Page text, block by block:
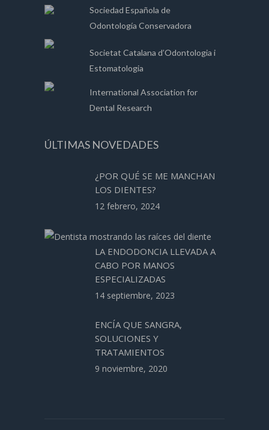
Sociedad Española de
Odontología Conservadora
Societat Catalana d’Odontologia i
Estomatologia
International Association for
Dental Research
ÚLTIMAS NOVEDADES
¿POR QUÉ SE ME MANCHAN
LOS DIENTES?
12 febrero, 2024
LA ENDODONCIA LLEVADA A
CABO POR MANOS
ESPECIALIZADAS
14 septiembre, 2023
ENCÍA QUE SANGRA,
SOLUCIONES Y
TRATAMIENTOS
9 noviembre, 2020